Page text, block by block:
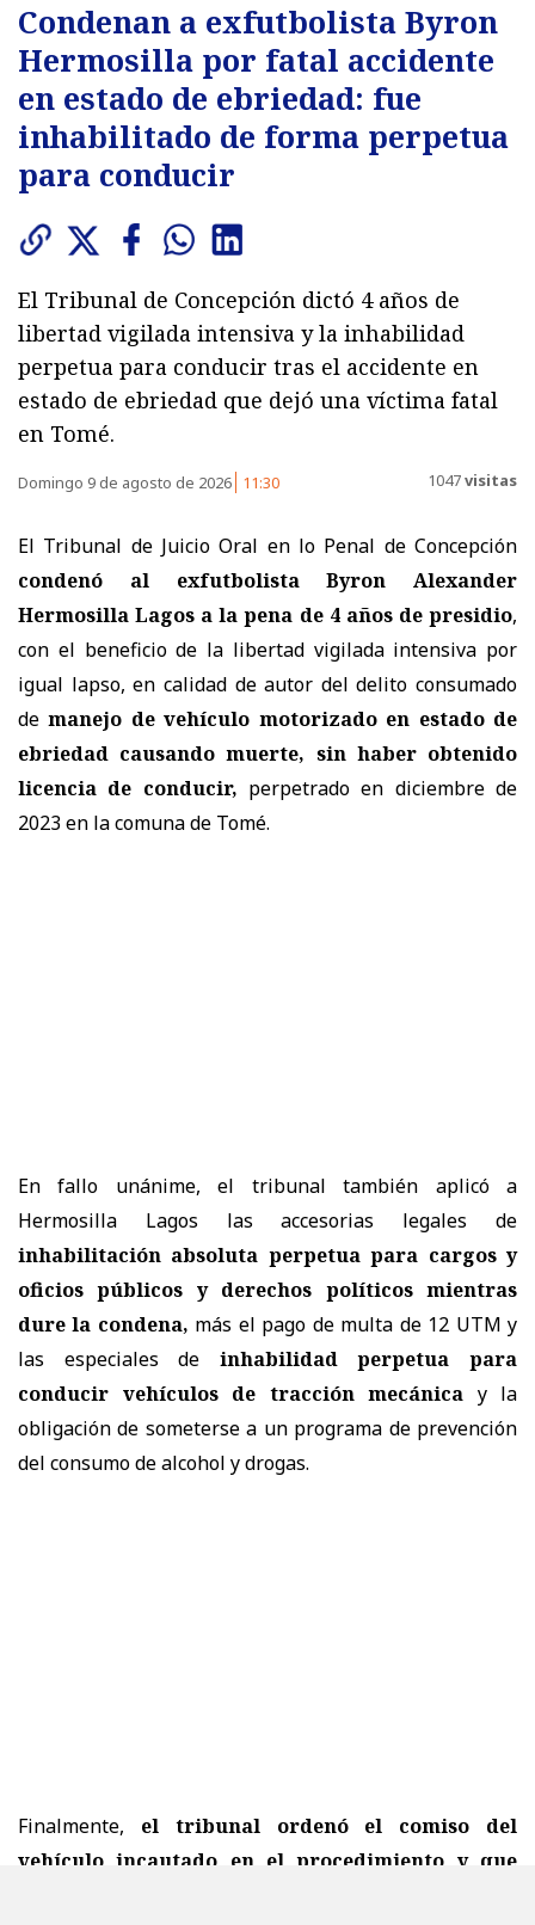
Condenan a exfutbolista Byron
Hermosilla por fatal accidente
en estado de ebriedad: fue
inhabilitado de forma perpetua
para conducir
El Tribunal de Concepción dictó 4 años de
libertad vigilada intensiva y la inhabilidad
perpetua para conducir tras el accidente en
estado de ebriedad que dejó una víctima fatal
en Tomé.
Domingo 9 de agosto de 2026 11:30 1047visitas
El Tribunal de Juicio Oral en lo Penal de Concepción
condenó al exfutbolista Byron Alexander
Hermosilla Lagos a la pena de 4 años de presidio,
con el beneficio de la libertad vigilada intensiva por
igual lapso, en calidad de autor del delito consumado
demanejo de vehículo motorizado en estado de
ebriedad causando muerte, sin haber obtenido
licencia de conducir, perpetrado en diciembre de
2023 en la comuna de Tomé.
En fallo unánime, el tribunal también aplicó a
Hermosilla Lagos las accesorias legales de
inhabilitación absoluta perpetua para cargos y
oficios públicos y derechos políticos mientras
dure la condena, más el pago de multa de 12 UTM y
las especiales de inhabilidad perpetua para
conducir vehículos de tracción mecánica y la
obligación de someterse a un programa de prevención
del consumo de alcohol y drogas.
Finalmente, el tribunal ordenó el comiso del
vehículo incautado en el procedimiento y que